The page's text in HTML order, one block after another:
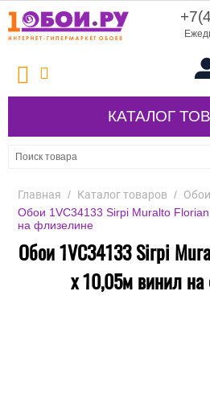
КАТАЛОГ
Главная / Каталог товаров / Обои
Обои 1VC34133 Sirpi Muralto
на флизелине
Обои 1VC34133 Sirpi
х 10,05м винил